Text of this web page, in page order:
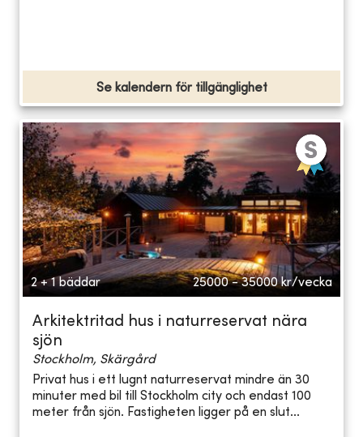
Se kalendern för tillgänglighet
2 + 1 bäddar 25000 - 35000 kr/vecka
Arkitektritad hus i naturreservat nära
sjön
Stockholm, Skärgård
Privat hus i ett lugnt naturreservat mindre än 30
minuter med bil till Stockholm city och endast 100
meter från sjön. Fastigheten ligger på en slut...